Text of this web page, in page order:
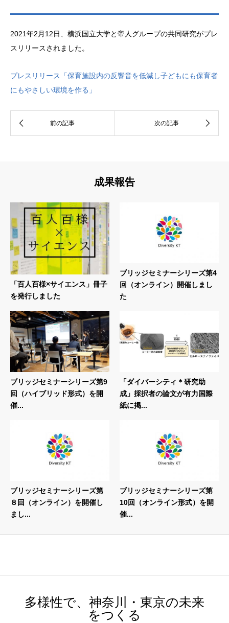
2021年2月12日、横浜国立大学と帝人グループの共同研究がプレ
スリリースされました。
プレスリリース「保育施設内の反響音を低減し子どもにも保育者
にもやさしい環境を作る」
成果報告
「百人百様×サイエンス」冊子
を発行しました
ブリッジセミナーシリーズ第4
回（オンライン）開催しまし
た
ブリッジセミナーシリーズ第9
回（ハイブリッド形式）を開
催...
「ダイバーシティ＊研究助
成」採択者の論文が有力国際
紙に掲...
ブリッジセミナーシリーズ第
８回（オンライン）を開催し
まし...
ブリッジセミナーシリーズ第
10回（オンライン形式）を開
催...
多様性で、神奈川・東京の未来
をつくる